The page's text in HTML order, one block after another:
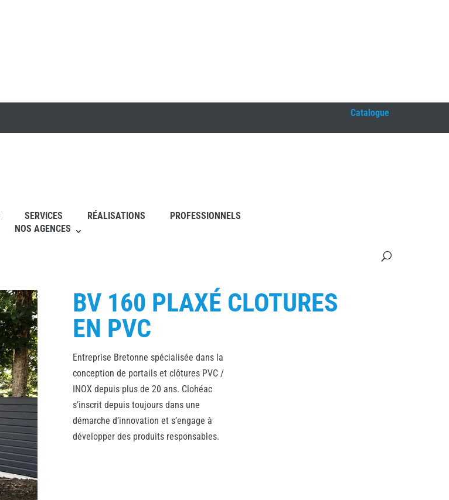
Catalogue
SERVICES RÉALISATIONS
PROFESSIONNELS
NOS AGENCES
BV 160 PLAXÉ CLOTURES
EN PVC
Entreprise Bretonne spécialisée dans la
conception de portails et clôtures PVC /
INOX depuis plus de 20 ans. Clohéac
s’inscrit depuis toujours dans une
démarche d’innovation et s’engage à
développer des produits responsables.